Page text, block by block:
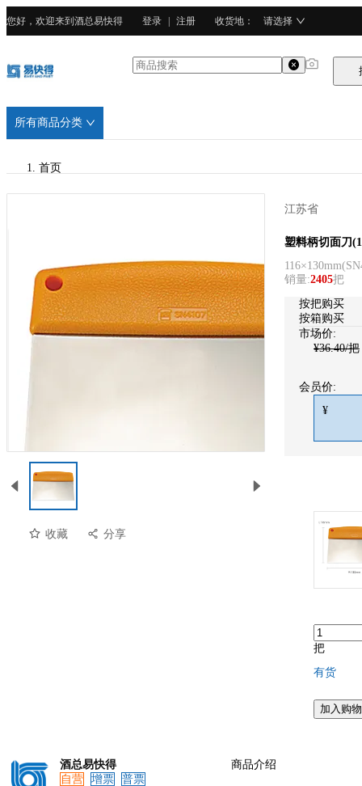
您好，欢迎来到酒总易快得 登录 注册 收货地 ： 请选择
所有商品分类
首页
/
塑胶
收藏 分享
江苏省
三能
塑料柄切面刀
116×130mm(
销量:2405把
按把购买
按箱购买
市场价:
¥36.40/把
会员价:
¥
把
有货
加入购
酒总易快得
自营
增票 普票
商品介绍